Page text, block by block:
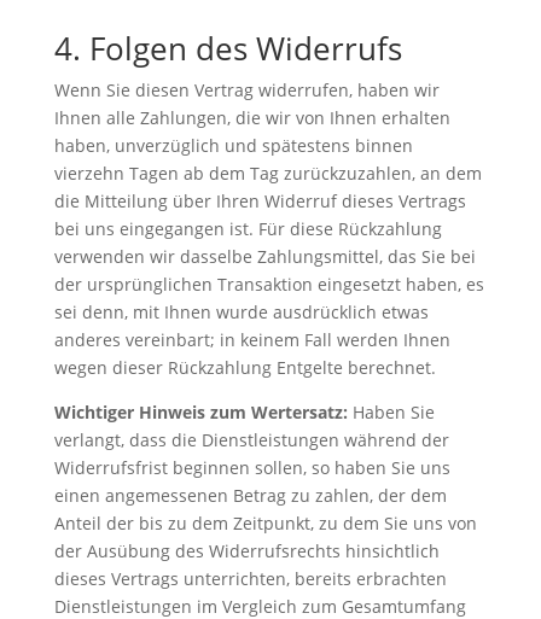
4. Folgen des Widerrufs
Wenn Sie diesen Vertrag widerrufen, haben wir
Ihnen alle Zahlungen, die wir von Ihnen erhalten
haben, unverzüglich und spätestens binnen
vierzehn Tagen ab dem Tag zurückzuzahlen, an dem
die Mitteilung über Ihren Widerruf dieses Vertrags
bei uns eingegangen ist. Für diese Rückzahlung
verwenden wir dasselbe Zahlungsmittel, das Sie bei
der ursprünglichen Transaktion eingesetzt haben, es
sei denn, mit Ihnen wurde ausdrücklich etwas
anderes vereinbart; in keinem Fall werden Ihnen
wegen dieser Rückzahlung Entgelte berechnet.
Wichtiger Hinweis zum Wertersatz: Haben Sie
verlangt, dass die Dienstleistungen während der
Widerrufsfrist beginnen sollen, so haben Sie uns
einen angemessenen Betrag zu zahlen, der dem
Anteil der bis zu dem Zeitpunkt, zu dem Sie uns von
der Ausübung des Widerrufsrechts hinsichtlich
dieses Vertrags unterrichten, bereits erbrachten
Dienstleistungen im Vergleich zum Gesamtumfang